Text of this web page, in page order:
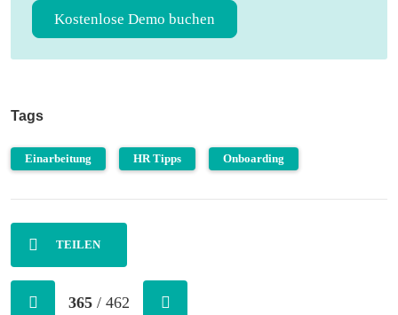
Kostenlose Demo buchen
Tags
Einarbeitung HR Tipps Onboarding
TEILEN
365 / 462